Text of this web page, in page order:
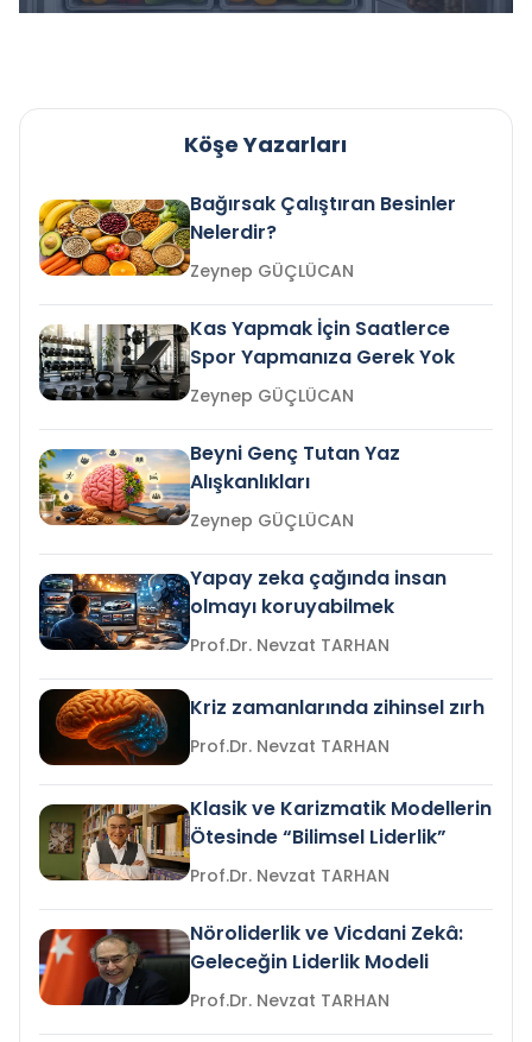
Köşe Yazarları
Bağırsak Çalıştıran Besinler
Nelerdir?
Zeynep GÜÇLÜCAN
Kas Yapmak İçin Saatlerce
Spor Yapmanıza Gerek Yok
Zeynep GÜÇLÜCAN
Beyni Genç Tutan Yaz
Alışkanlıkları
Zeynep GÜÇLÜCAN
Yapay zeka çağında insan
olmayı koruyabilmek
Prof.Dr. Nevzat TARHAN
Kriz zamanlarında zihinsel zırh
Prof.Dr. Nevzat TARHAN
Klasik ve Karizmatik Modellerin
Ötesinde “Bilimsel Liderlik”
Prof.Dr. Nevzat TARHAN
Nöroliderlik ve Vicdani Zekâ:
Geleceğin Liderlik Modeli
Prof.Dr. Nevzat TARHAN